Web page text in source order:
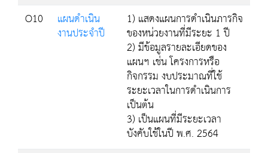
O10
แผนดำเนิน
งานประจำปี
1) แสดงแผนการดำเนินภารกิจ
ของหน่วยงานที่มีระยะ 1 ปี
2) มีข้อมูลรายละเอียดของ
แผนฯ เช่น โครงการหรือ
กิจกรรม งบประมาณที่ใช้
ระยะเวลาในการดำเนินการ
เป็นต้น
3) เป็นแผนที่มีระยะเวลา
บังคับใช้ในปี พ.ศ. 2564